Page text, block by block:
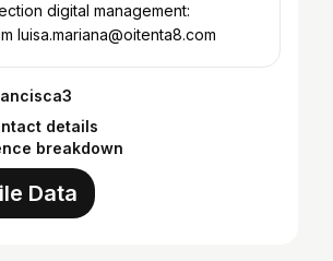
digital management:
luisa.mariana@oitenta8.com
details
breakdown
Data